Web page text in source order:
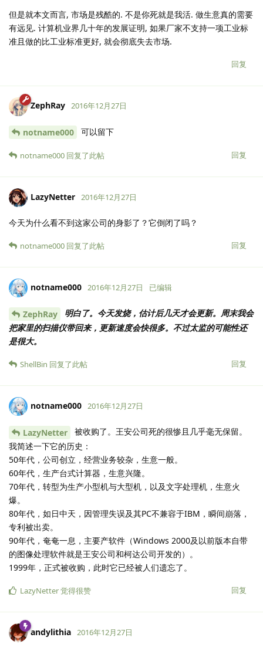
但是就本文而言, 市场是残酷的. 不是你死就是我活. 做生意真的需要
有远见. 计算机业界几十年的发展证明, 如果厂家不支持一项工业标
准且做的比工业标准更好, 就会彻底失去市场.
回复
ZephRay 2016年12月27日
notname000 可以留下
回复
notname000 回复了此帖
LazyNetter 2016年12月27日
今天为什么看不到这家公司的身影了？它倒闭了吗？
回复
notname000 回复了此帖
notname000 2016年12月27日 已编辑
ZephRay
明白了。今天发烧，估计后几天才会更新。周末我会
把家里的扫描仪带回来，更新速度会快很多。不过太监的可能性还
是很大。
回复
ShellBin 回复了此帖
notname000 2016年12月27日
LazyNetter
被收购了。王安公司死的很惨且几乎毫无保留。
我简述一下它的历史：
50年代，公司创立，经营业务较杂，生意一般。
60年代，生产台式计算器，生意兴隆。
70年代，转型为生产小型机与大型机，以及文字处理机，生意火
爆。
80年代，如日中天，因管理失误及其PC不兼容于IBM，瞬间崩落，
专利被出卖。
90年代，奄奄一息，主要产软件（Windows 2000及以前版本自带
的图像处理软件就是王安公司和柯达公司开发的）。
1999年，正式被收购，此时它已经被人们遗忘了。
回复
LazyNetter觉得很赞
andylithia 2016年12月27日